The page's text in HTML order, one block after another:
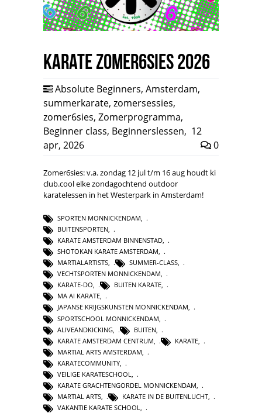
Karate Zomer6sies 2026
Absolute Beginners, Amsterdam,
summerkarate, zomersessies,
zomer6sies, Zomerprogramma,
Beginner class, Beginnerslessen, 12
apr, 2026
0
Zomer6sies: v.a. zondag 12 jul t/m 16 aug houdt ki
club.cool elke zondagochtend outdoor
karatelessen in het Westerpark in Amsterdam!
SPORTEN MONNICKENDAM
BUITENSPORTEN,
KARATE AMSTERDAM BINNENSTAD,
SHOTOKAN KARATE AMSTERDAM,
MARTIALARTISTS, SUMMER-CLASS,
VECHTSPORTEN MONNICKENDAM,
KARATE-DO, BUITEN KARATE,
MA AI KARATE,
JAPANSE KRIJGSKUNSTEN MONNICKENDAM,
SPORTSCHOOL MONNICKENDAM
ALIVEANDKICKING
BUITEN
KARATE AMSTERDAM CENTRUM
KARATE
MARTIAL ARTS AMSTERDAM
KARATECOMMUNITY
VEILIGE KARATESCHOOL
KARATE GRACHTENGORDEL MONNICKENDAM
MARTIAL ARTS
KARATE IN DE BUITENLUCHT
VAKANTIE KARATE SCHOOL,